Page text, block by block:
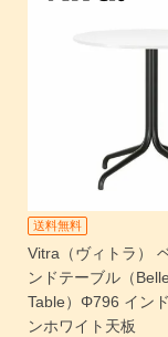
送料無料
Vitra（ヴィトラ）
ンドテーブル（
Table）Φ796 イン
ンホワイト天板